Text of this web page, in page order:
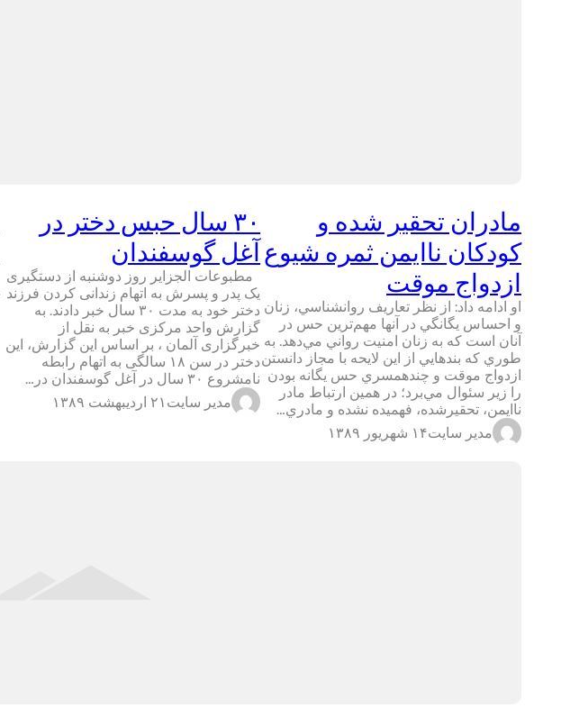
مادران تحقير شده و
كودكان ناايمن ثمره شيوع
ازدواج موقت
او ادامه داد: از نظر تعاريف روانشناسي، زنان
و احساس يگانگي در آنها مهم‌ترين حس در
آنان است كه به زنان امنيت رواني مي‌دهد. به
طوري كه بندهايي از اين لايحه با مجاز دانستن
ازدواج موقت و چندهمسري حس يگانه بودن
را زير سئوال مي‌برد؛ در همين ارتباط مادر
ناايمن، تحقيرشده، فهميده نشده و مادري…
مدیر سایت۱۴ شهریور ۱۳۸۹
۳۰ سال حبس دختر در
آغل گوسفندان
مطبوعات الجزایر روز دوشنبه از دستگیری
یک پدر و پسرش به اتهام زندانی کردن فرزند
دختر خود به مدت ۳۰ سال خبر دادند. به
گزارش واحد مرکزی خبر به نقل از
خبرگزاری آلمان ، ‌بر اساس این گزارش، این
دختر در سن ۱۸ سالگی به اتهام رابطه
نامشروع ۳۰ سال در آغل گوسفندان در…
مدیر سایت ۲۱ اردیبهشت ۱۳۸۹